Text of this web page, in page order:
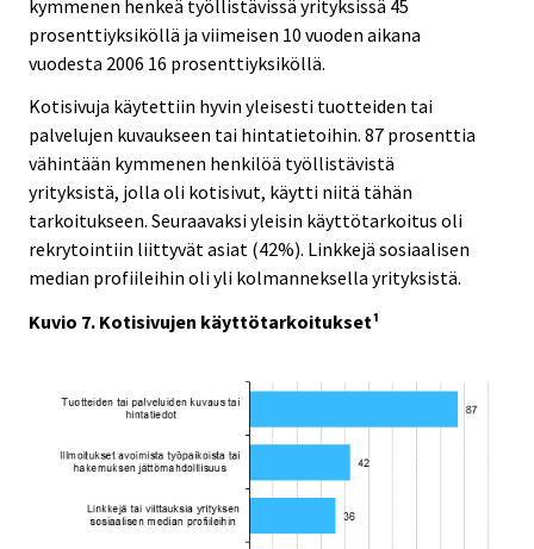
kymmenen henkeä työllistävissä yrityksissä 45
prosenttiyksiköllä ja viimeisen 10 vuoden aikana
vuodesta 2006 16 prosenttiyksiköllä.
Kotisivuja käytettiin hyvin yleisesti tuotteiden tai
palvelujen kuvaukseen tai hintatietoihin. 87 prosenttia
vähintään kymmenen henkilöä työllistävistä
yrityksistä, jolla oli kotisivut, käytti niitä tähän
tarkoitukseen. Seuraavaksi yleisin käyttötarkoitus oli
rekrytointiin liittyvät asiat (42%). Linkkejä sosiaalisen
median profiileihin oli yli kolmanneksella yrityksistä.
Kuvio 7. Kotisivujen käyttötarkoitukset¹